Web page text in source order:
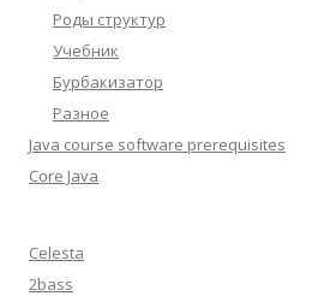
Роды структур
Учебник
Бурбакизатор
Разное
Java course software prerequisites
Core Java
Celesta
2bass